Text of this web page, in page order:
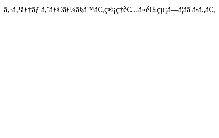
ã‚·ã‚¹ãƒ†ãƒ ã‚¨ãƒ©ãƒ¼ã§ã™ã€‚ç®¡ç†è€…ã«é€£çµ¡ã—ã¦ãã ã•ã„ã€‚